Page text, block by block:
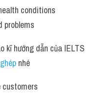
conditions
problems
kĩ hướng dẫn của IELTS
nhé
customers